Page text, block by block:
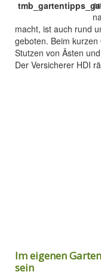
macht, ist auch rund
geboten. Beim
Stutzen von Ästen
Der Versicherer HDI
Im eigenen
sein